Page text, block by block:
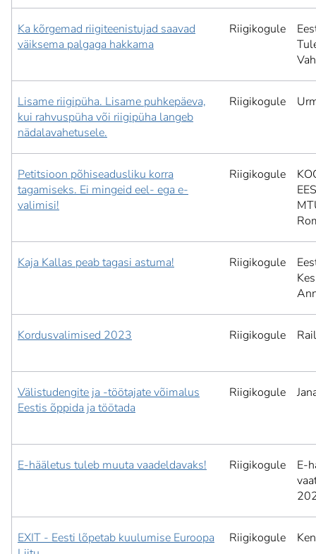
Ka kõrgemad riigiteenistujad saavad
väiksema palgaga hakkama
Riigikogule
Lisame riigipüha. Lisame puhkepäeva,
kui rahvuspüha või riigipüha langeb
nädalavahetusele.
Riigikogule
Petitsioon põhiseadusliku korra
tagamiseks. Ei mingeid eel- ega e-
valimisi!
Riigikogule
Kaja Kallas peab tagasi astuma! Riigikogule
Kordusvalimised 2023 Riigikogule
Välistudengite ja -töötajate võimalus
Eestis õppida ja töötada
Riigikogule
E-hääletus tuleb muuta vaadeldavaks! Riigikogule
E-
EXIT - Eesti lõpetab kuulumise Euroopa
Riigikogule